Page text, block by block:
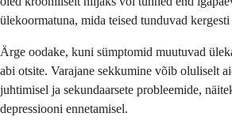
ülekoormatuna, mida teised tunduvad kergesti
Ärge oodake, kuni sümptomid muutuvad
abi otsite. Varajane sekkumine võib oluliselt
juhtimisel ja sekundaarsete probleemide,
depressiooni ennetamisel.